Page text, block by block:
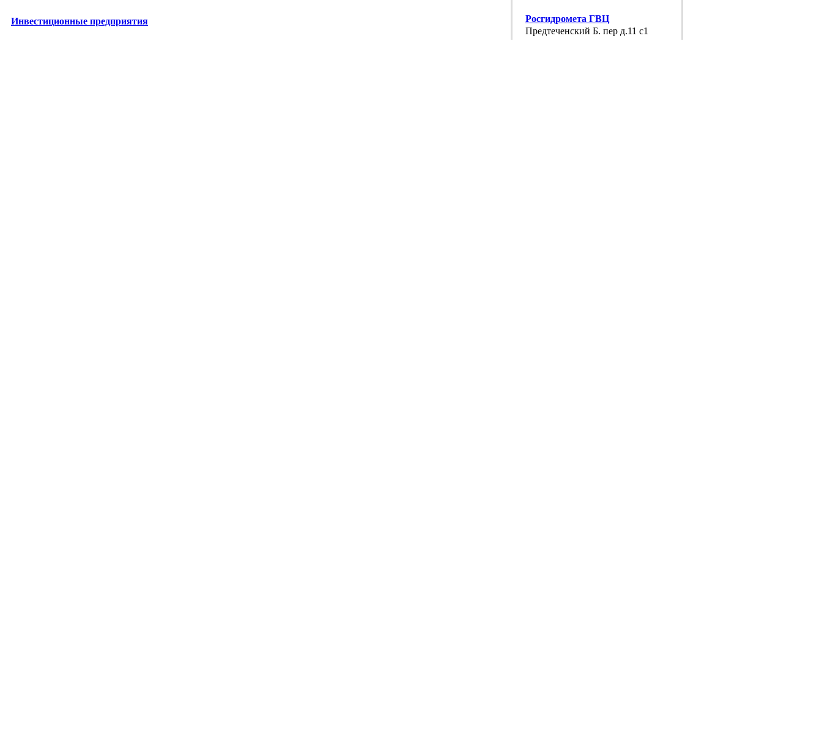
Инвестиционные предприятия
Росгидромета ГВЦ
Предтеченский Б. пер д.11 с1